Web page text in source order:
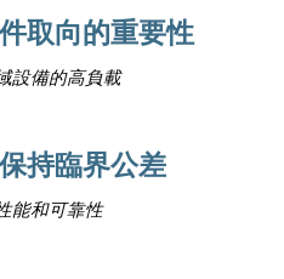
取向的重要性
設備的高負載
持臨界公差
能和可靠性